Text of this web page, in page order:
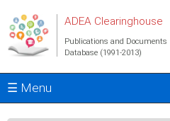
ADEA Clearinghouse
Publications and Documents
Database (1991-2013)
☰ Menu